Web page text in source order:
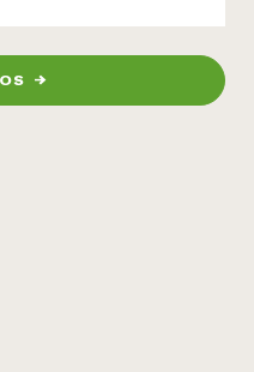
→